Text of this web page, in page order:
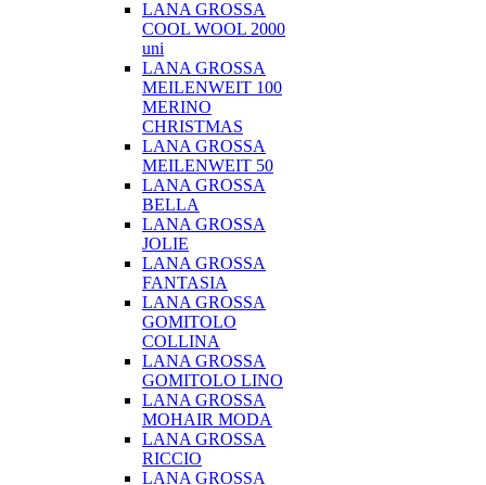
LANA GROSSA
COOL WOOL 2000
uni
LANA GROSSA
MEILENWEIT 100
MERINO
CHRISTMAS
LANA GROSSA
MEILENWEIT 50
LANA GROSSA
BELLA
LANA GROSSA
JOLIE
LANA GROSSA
FANTASIA
LANA GROSSA
GOMITOLO
COLLINA
LANA GROSSA
GOMITOLO LINO
LANA GROSSA
MOHAIR MODA
LANA GROSSA
RICCIO
LANA GROSSA